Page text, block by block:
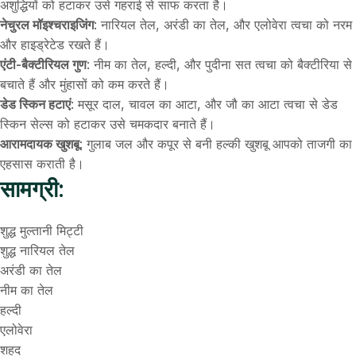
अशुद्धियों को हटाकर उसे गहराई से साफ करता है।
नेचुरल मॉइश्चराइजिंग: नारियल तेल, अरंडी का तेल, और एलोवेरा त्वचा को नरम
और हाइड्रेटेड रखते हैं।
एंटी-बैक्टीरियल गुण: नीम का तेल, हल्दी, और पुदीना सत त्वचा को बैक्टीरिया से
बचाते हैं और मुंहासों को कम करते हैं।
डेड स्किन हटाएं: मसूर दाल, चावल का आटा, और जौ का आटा त्वचा से डेड
स्किन सेल्स को हटाकर उसे चमकदार बनाते हैं।
आरामदायक खुशबू: गुलाब जल और कपूर से बनी हल्की खुशबू आपको ताजगी का
एहसास कराती है।
सामग्री:
शुद्ध मुल्तानी मिट्टी
शुद्ध नारियल तेल
अरंडी का तेल
नीम का तेल
हल्दी
एलोवेरा
शहद